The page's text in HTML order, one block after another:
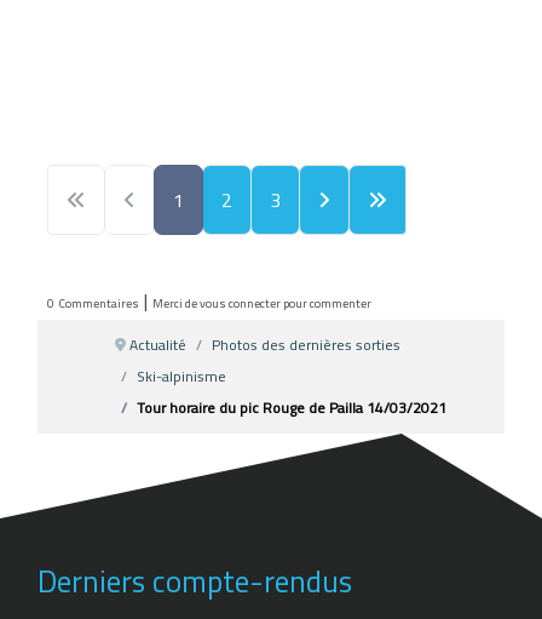
1 2 3
0 Commentaires | Merci de vous connecter pour commenter
Actualité
Photos des dernières sorties
Ski-alpinisme
Tour horaire du pic Rouge de Pailla 14/03/2021
Derniers compte-rendus